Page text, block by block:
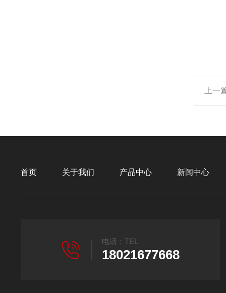
上一
首页 关于我们 产品中心 新闻中心
电话：TEL
18021677668